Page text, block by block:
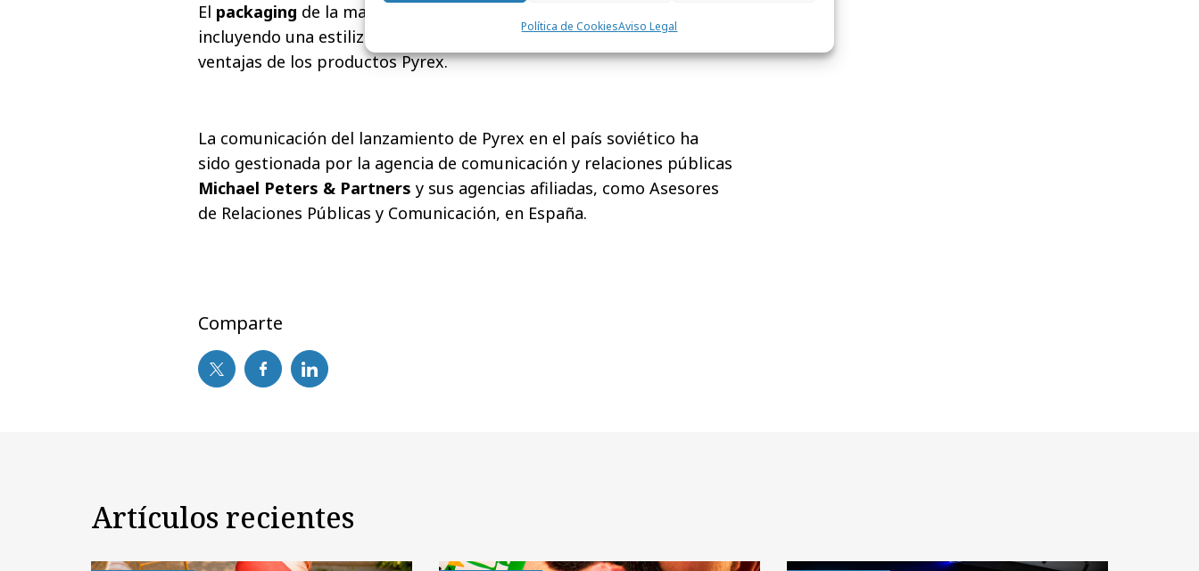
Política de CookiesAviso Legal
El packaging de la marca también se adaptó a este posicionamiento,
incluyendo una estilizada Torre Eiffel y varios pictogramas sobre las
ventajas de los productos Pyrex.
La comunicación del lanzamiento de Pyrex en el país soviético ha
sido gestionada por la agencia de comunicación y relaciones públicas
Michael Peters & Partners y sus agencias afiliadas, como Asesores
de Relaciones Públicas y Comunicación, en España.
Comparte
Artículos recientes